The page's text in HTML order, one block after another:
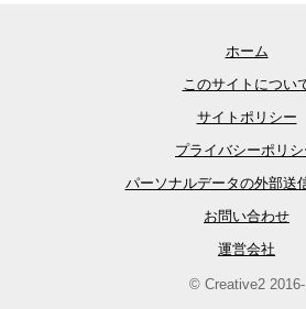
ホーム
このサイトについ
サイトポリシー
プライバシーポリシ
パーソナルデータの外部送
お問い合わせ
運営会社
© Creative2 2016-